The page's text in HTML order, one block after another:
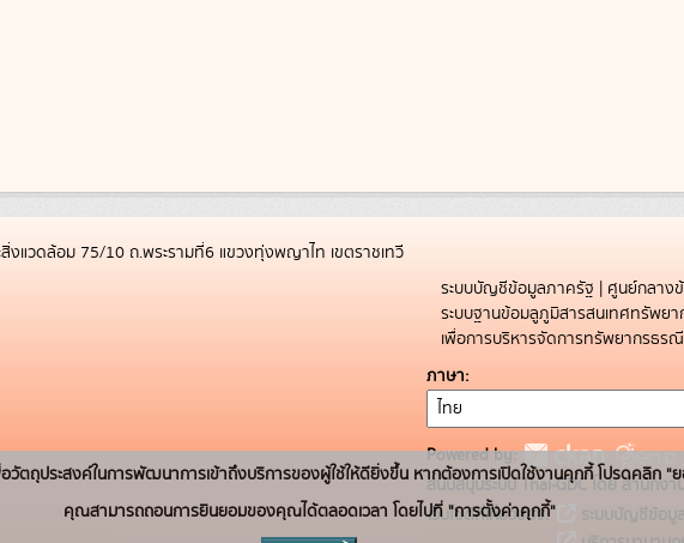
แวดล้อม 75/10 ถ.พระรามที่6 แขวงทุ่งพญาไท เขตราชเทวี
ระบบบัญชีข้อมูลภาครัฐ | ศูนย์กลาง
ระบบฐานข้อมลูภูมิสารสนเทศทรัพยา
เพื่อการบริหารจัดการทรัพยากรธรณี
ภาษา
Powered by:
สนับสนุนระบบ Thai-GDC โดย สำนักง
เว็บไซต์ที่เกี่ยวข้อง:
ระบบบัญชีข้อมู
อวัตถุประสงค์ในการพัฒนาการเข้าถึงบริการของผู้ใช้ให้ดียิ่งขึ้น หากต้องการเปิดใช้งานคุกกี้ โปรดคลิก "
คุณสามารถถอนการยินยอมของคุณได้ตลอดเวลา โดยไปที่ "การตั้งค่าคุกกี้"